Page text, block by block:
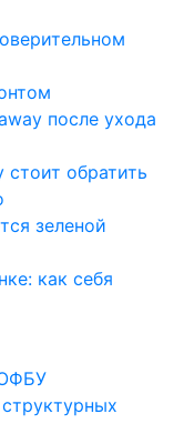
после ухода
стоит обратить
зеленой
как себя